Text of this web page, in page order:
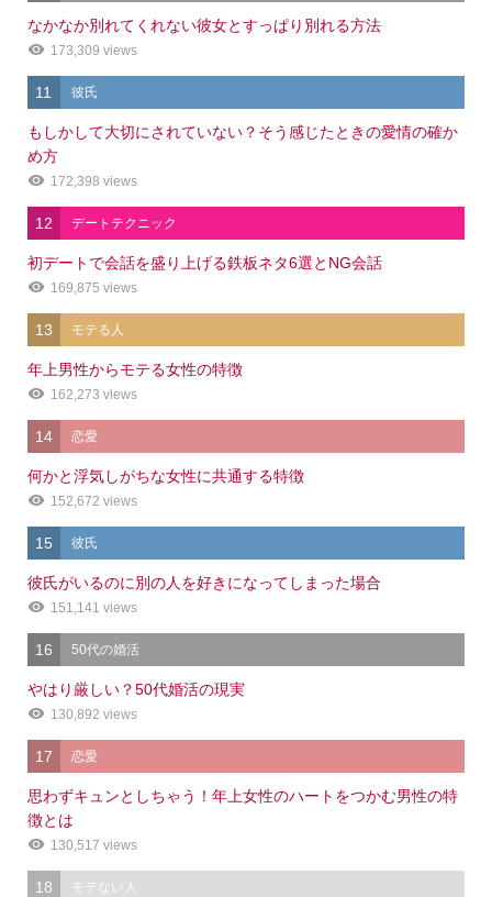
なかなか別れてくれない彼女とすっぱり別れる方法
173,309 views
11 彼氏
もしかして大切にされていない？そう感じたときの愛情の確か
め方
172,398 views
12 デートテクニック
初デートで会話を盛り上げる鉄板ネタ6選とNG会話
169,875 views
13 モテる人
年上男性からモテる女性の特徴
162,273 views
14 恋愛
何かと浮気しがちな女性に共通する特徴
152,672 views
15 彼氏
彼氏がいるのに別の人を好きになってしまった場合
151,141 views
16 50代の婚活
やはり厳しい？50代婚活の現実
130,892 views
17 恋愛
思わずキュンとしちゃう！年上女性のハートをつかむ男性の特
徴とは
130,517 views
18 モテない人